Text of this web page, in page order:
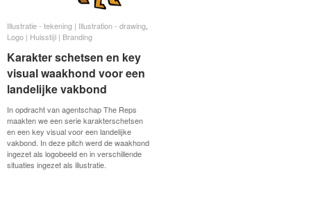
Illustratie - tekening | Illustration - drawing
Logo | Huisstijl | Branding
Karakter schetsen en key
visual waakhond voor een
landelijke vakbond
In opdracht van agentschap The Reps
maakten we een serie karakterschetsen
en een key visual voor een landelijke
vakbond. In deze pitch werd de waakhond
ingezet als logobeeld en in verschillende
situaties ingezet als illustratie.
Illustratie - tekening | Illustration - drawing
Logo | Huisstijl | Branding
Karakter schetsen en key
visual waakhond voor een
landelijke vakbond